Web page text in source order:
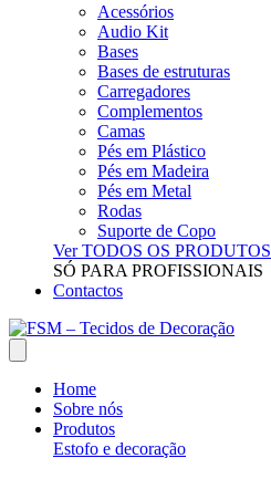
Acessórios
Audio Kit
Bases
Bases de estruturas
Carregadores
Complementos
Camas
Pés em Plástico
Pés em Madeira
Pés em Metal
Rodas
Suporte de Copo
Ver TODOS OS PRODUTOS
SÓ PARA PROFISSIONAIS
Contactos
Home
Sobre nós
Produtos
Estofo e decoração